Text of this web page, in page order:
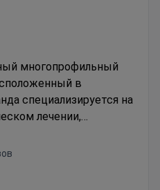
многопрофильный
в
специализируется на
лечении,
бариатрической
только взрослых
для получения